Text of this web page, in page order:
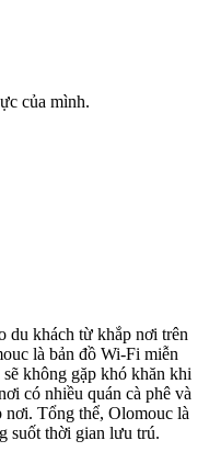
của mình.
du khách từ khắp nơi trên
là bản đồ Wi-Fi miễn
không gặp khó khăn khi
có nhiều quán cà phê và
nơi. Tổng thể, Olomouc là
suốt thời gian lưu trú.